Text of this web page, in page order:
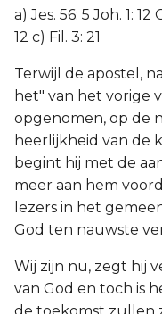
a) Jes. 56: 5 Joh. 1:
12 c) Fil. 3: 21
Terwijl de apostel,
het" van het vorige
opgenomen, op de
heerlijkheid van de
begint hij met de
meer aan hem
lezers in het
God ten nauwste
Wij zijn nu, zegt hij
van God en toch is